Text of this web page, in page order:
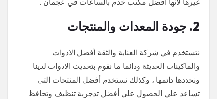
2. جودة المعدات والمنتجات
نتستخدم في شركة العناية والثقة أفضل الادوات
والماكينات الحديثة ودائما ما نقوم بتحديث الادوات لدينا
ونجددها دائمها ، وكذلك نستخدم أفضل المنتجات التي
تساعد علي الحصول علي أفضل تدجربة تنظيف وتحافظ